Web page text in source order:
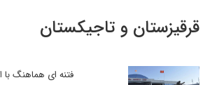
قرقیزستان و تاجیکستان
فتنه ای هماهنگ با